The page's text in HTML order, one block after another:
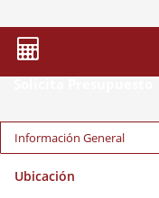
Información General
Ubicación